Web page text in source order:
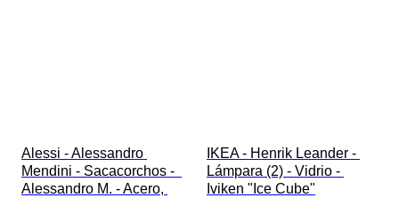
Alessi - Alessandro
Mendini - Sacacorchos -
Alessandro M. - Acero,
IKEA - Henrik Leander -
Lámpara (2) - Vidrio -
Iviken "Ice Cube"